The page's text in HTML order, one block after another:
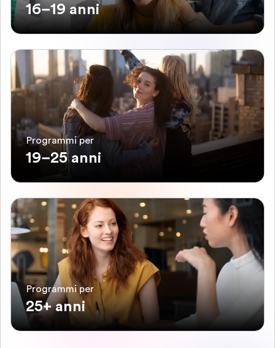
16–19 anni
Programmi per
19–25 anni
Programmi per
25+ anni